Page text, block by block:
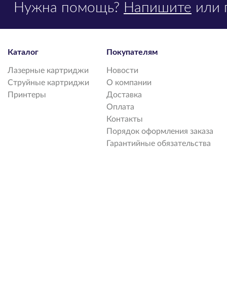
Нужна помощь? Напишите или
Каталог
Лазерные картриджи
Струйные картриджи
Принтеры
Покупателям
Новости
О компании
Доставка
Оплата
Контакты
Порядок оформления заказа
Гарантийные обязательства